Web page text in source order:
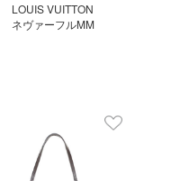
LOUIS VUITTON
ネヴァーフルMM